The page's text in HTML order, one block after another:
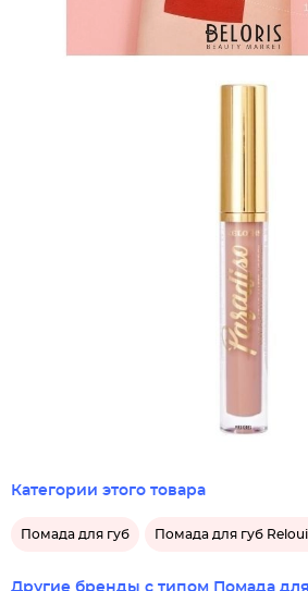
Категории этого товара
Помада для губ Помада для губ
Другие бренды с типом Помада